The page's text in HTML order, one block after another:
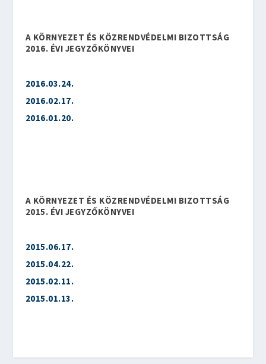
A KÖRNYEZET ÉS KÖZRENDVÉDELMI BIZOTTSÁG
2016. ÉVI JEGYZŐKÖNYVEI
2016.03.24.
2016.02.17.
2016.01.20.
A KÖRNYEZET ÉS KÖZRENDVÉDELMI BIZOTTSÁG
2015. ÉVI JEGYZŐKÖNYVEI
2015.06.17.
2015.04.22.
2015.02.11.
2015.01.13.